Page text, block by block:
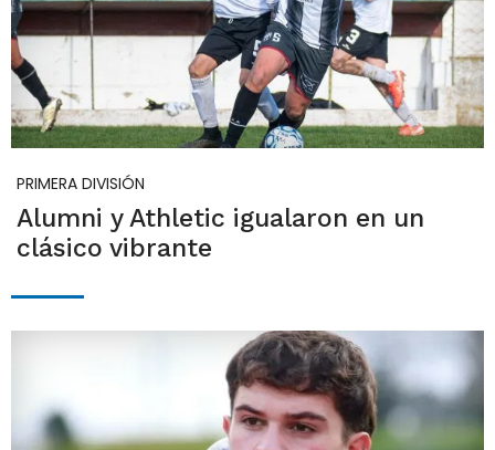
PRIMERA DIVISIÓN
Alumni y Athletic igualaron en un
clásico vibrante